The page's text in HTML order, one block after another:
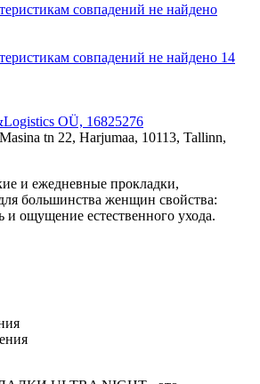
совпадений не найдено
совпадений не найдено 14
OÜ, 16825276
tn 22, Harjumaa, 10113, Tallinn,
и ежедневные прокладки,
большинства женщин свойства:
и ощущение естественного ухода.